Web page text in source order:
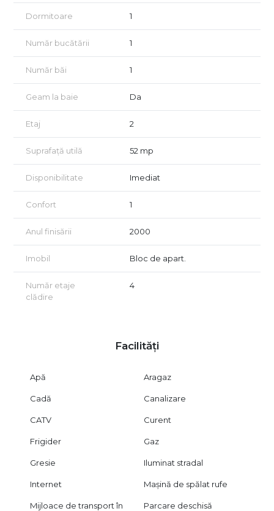
- Izolatie termica exterioara;
- Loc de parcare inclus in pret;
Pozitionare excelenta, toate facilitatile in zona. Sala de fitness
la 500m, farmacie, supermarket in imediata apropiere.
Apartamentul este perfect pentru locuit cat si pentru
investitie, pretul chiriilor in zona fiind 400-450 euro.
Pretul apartamentului este de 96.000 euro negociabil. Se
Pentru a afla mai multe detalii si a programa o vizionare puteti
apela oricand la consilierul nostru imobiliar Matei- 0725979479
Dormitoare 1
Număr bucătării 1
Număr băi 1
Geam la baie Da
Etaj 2
Suprafață utilă 52 mp
Disponibilitate Imediat
Confort 1
Anul finisării 2000
Imobil Bloc de apart.
Număr etaje
clădire
4
Facilități
Apă Aragaz
Cadă Canalizare
CATV Curent
Frigider Gaz
Gresie Iluminat stradal
Internet Mașină de spălat rufe
Mijloace de transport în
Parcare deschisă